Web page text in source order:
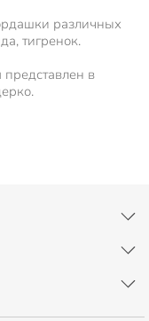
различных
тигренок.
в